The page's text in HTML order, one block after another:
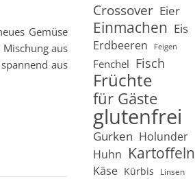
Gemüse
aus
aus
Crossover Eier
Einmachen Eis
Erdbeeren Feigen
Fenchel Fisch
Früchte
für Gäste
glutenfrei
Gurken Holunder
Huhn Kartoffeln
Käse Kürbis Linsen